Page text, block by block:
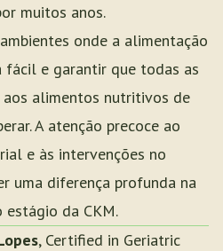
muitos anos.
onde a alimentação
fácil e garantir que todas as
aos alimentos nutritivos de
A atenção precoce ao
e às intervenções no
uma diferença profunda na
da CKM.
, Certified in Geriatric